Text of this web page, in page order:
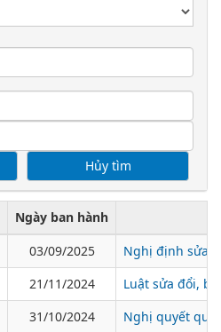
Ngày ban hành
03/09/2025
Nghị định sửa
21/11/2024
Luật sửa đổi,
31/10/2024
Nghị quyết quy